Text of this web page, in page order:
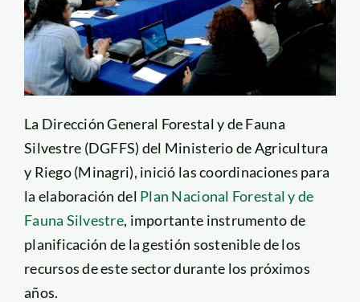
La Dirección General Forestal y de Fauna
Silvestre (DGFFS) del Ministerio de Agricultura
y Riego (Minagri), inició las coordinaciones para
la elaboración del Plan Nacional Forestal y de
Fauna Silvestre, importante instrumento de
planificación de la gestión sostenible de los
recursos de este sector durante los próximos
años.